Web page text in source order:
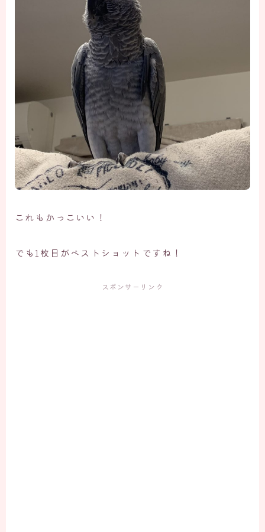
これもかっこいい！
でも1枚目がベストショットですね！
スポンサーリンク